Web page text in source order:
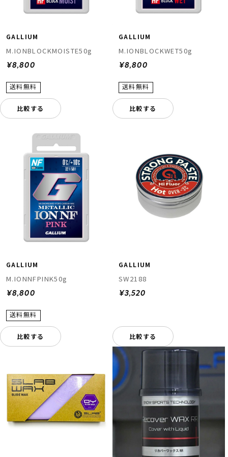
GALLIUM
M.IONBLOCKMOISTE50g
¥8,800
比較する
GALLIUM
M.IONBLOCKWET50g
¥8,800
比較する
GALLIUM
M.IONNFPINK50g
¥8,800
比較する
GALLIUM
SW2188
¥3,520
比較する